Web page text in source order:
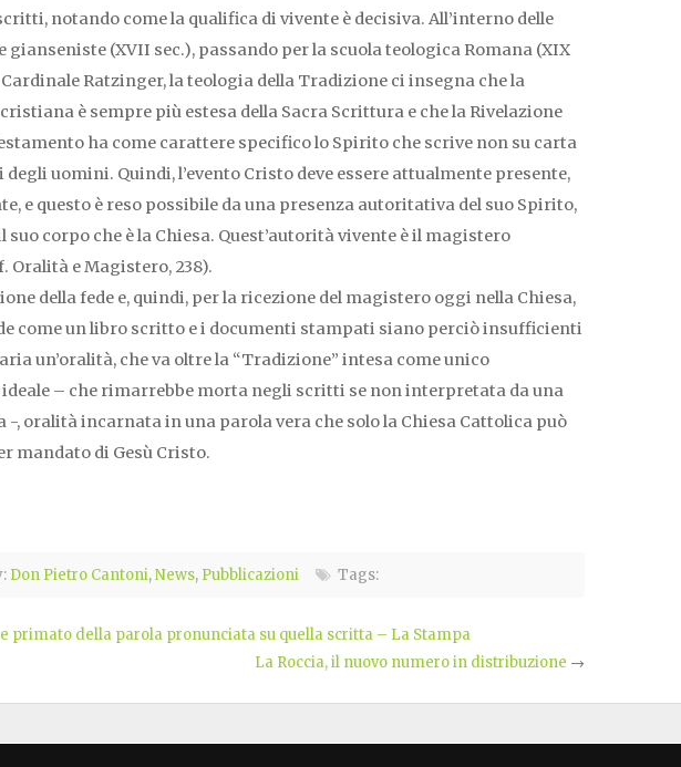
notando come la qualifica di vivente è decisiva. All’interno delle
gianseniste (XVII sec.), passando per la scuola teologica Romana (XIX
Cardinale Ratzinger, la teologia della Tradizione ci insegna che la
è sempre più estesa della Sacra Scrittura e che la Rivelazione
ha come carattere specifico lo Spirito che scrive non su carta
degli uomini. Quindi, l’evento Cristo deve essere attualmente presente,
e questo è reso possibile da una presenza autoritativa del suo Spirito,
suo corpo che è la Chiesa. Quest’autorità vivente è il magistero
Oralità e Magistero, 238).
della fede e, quindi, per la ricezione del magistero oggi nella Chiesa,
come un libro scritto e i documenti stampati siano perciò insufficienti
un’oralità, che va oltre la “Tradizione” intesa come unico
– che rimarrebbe morta negli scritti se non interpretata da una
-, oralità incarnata in una parola vera che solo la Chiesa Cattolica può
mandato di Gesù Cristo.
Don Pietro Cantoni,News, Pubblicazioni Tags:
primato della parola pronunciata su quella scritta – La Stampa
La Roccia, il nuovo numero in distribuzione →